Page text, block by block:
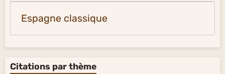
Espagne classique
Citations par thème